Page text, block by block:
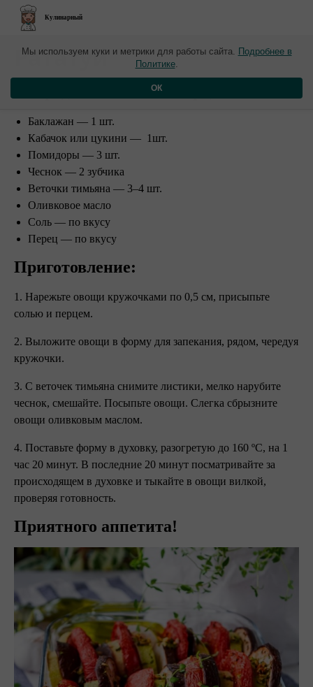
Кулинарный
​Рататуй
Ингредиенты на 3–4 порции:
Баклажан — 1 шт.
Кабачок или цукини — 1шт.
Помидоры — 3 шт.
Чеснок — 2 зубчика
Веточки тимьяна — 3–4 шт.
Оливковое масло
Соль — по вкусу
Перец — по вкусу
Приготовление: ⠀
1. Нарежьте овощи кружочками по 0,5 см, присыпьте
солью и перцем.
2. Выложите овощи в форму для запекания, рядом, чередуя
кружочки.
3. С веточек тимьяна снимите листики, мелко нарубите
чеснок, смешайте. Посыпьте овощи. Слегка сбрызните
овощи оливковым маслом.
4. Поставьте форму в духовку, разогретую до 160 ºC, на 1
час 20 минут. В последние 20 минут посматривайте за
происходящем в духовке и тыкайте в овощи вилкой,
проверяя готовность. ⠀
Приятного аппетита!
Мы используем куки и метрики для работы сайта. Подробнее в
Политике.
ОК